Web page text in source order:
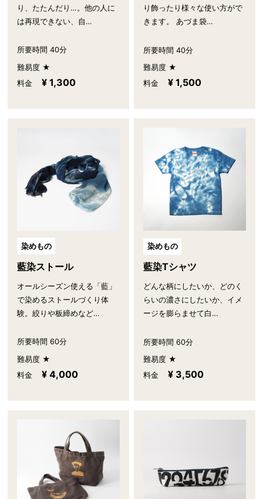
り、たたんだり…。他の人に
は再現できない、自…
所要時間 40分
難易度 ★
料金
¥ 1,300
り飾ったり様々な使い方がで
きます。 あづま袋…
所要時間 40分
難易度 ★
料金
¥ 1,500
染めもの
藍染ストール
オールシーズン使える「藍」
で染めるストールづくり体
験。絞りや板締めなど…
所要時間 60分
難易度 ★
料金
¥ 4,000
染めもの
藍染Tシャツ
どんな柄にしたいか、どのく
らいの濃さにしたいか、イメ
ージを膨らませて白…
所要時間 60分
難易度 ★
料金
¥ 3,500